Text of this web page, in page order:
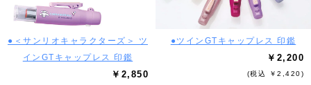
●＜サンリオキャラクターズ＞ ツ
インGTキャップレス 印鑑
￥2,850
●ツインGTキャップレス 印鑑
￥2,200
(税込 ￥2,420)